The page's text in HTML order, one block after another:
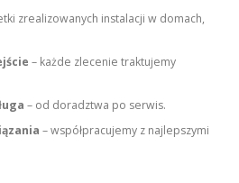
zrealizowanych instalacji w domach,
– każde zlecenie traktujemy
– od doradztwa po serwis.
– współpracujemy z najlepszymi